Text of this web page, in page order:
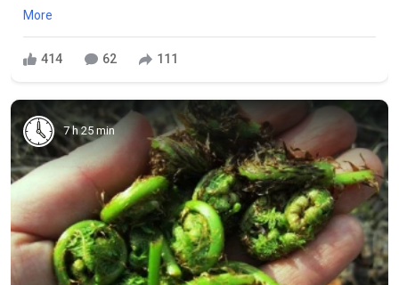
More
414 62 111
7 h 25 min